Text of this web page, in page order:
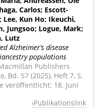
Carlos; Escott-
Lee, Kun Ho; Ikeuchi,
Jungsoo; Logue, Mark;
Lutz
Alzheimer’s disease
populations
Publishers
Bd. 57 (2025), Heft 7, S.
veröffentlicht: 18. Juni
Publikationslink